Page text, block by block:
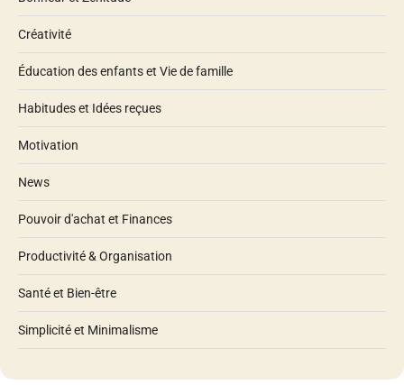
Créativité
Éducation des enfants et Vie de famille
Habitudes et Idées reçues
Motivation
News
Pouvoir d'achat et Finances
Productivité & Organisation
Santé et Bien-être
Simplicité et Minimalisme